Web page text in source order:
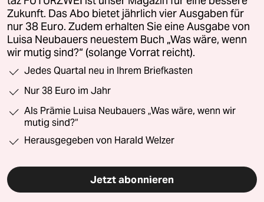
Zukunft. Das Abo bietet jährlich vier Ausgaben für
nur 38 Euro. Zudem erhalten Sie eine Ausgabe von
Luisa Neubauers neuestem Buch „Was wäre, wenn
wir mutig sind?“ (solange Vorrat reicht).
Jedes Quartal neu in Ihrem Briefkasten
Nur 38 Euro im Jahr
Als Prämie Luisa Neubauers „Was wäre, wenn wir
mutig sind?“
Herausgegeben von Harald Welzer
Jetzt abonnieren